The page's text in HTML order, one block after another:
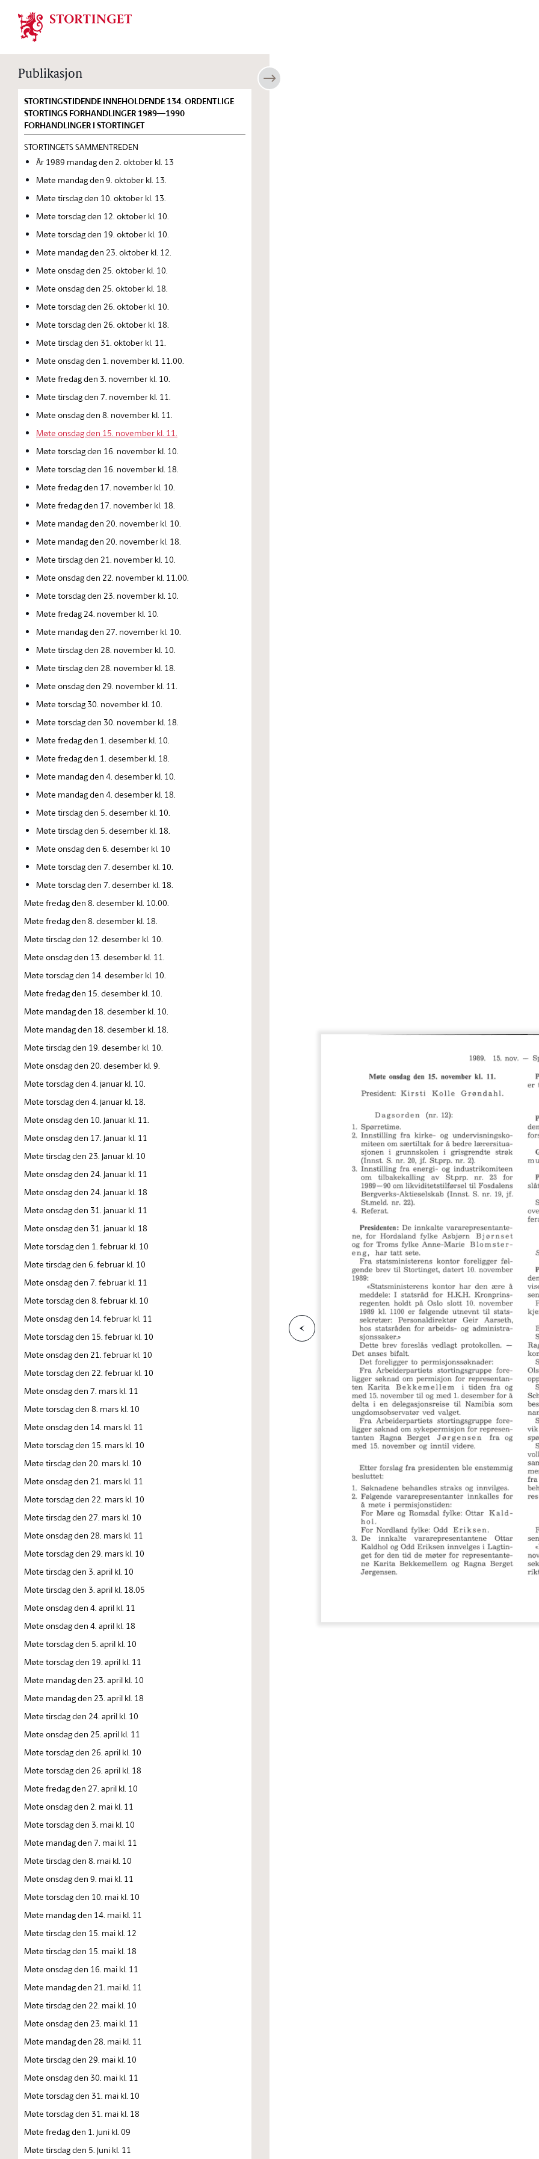
Stortinget.no
Publikasjon
STORTINGSTIDENDE INNEHOLDENDE 134. ORDENTLIGE
STORTINGS FORHANDLINGER 1989—1990
FORHANDLINGER I STORTINGET
STORTINGETS SAMMENTREDEN
År 1989 mandag den 2. oktober kl. 13
Møte mandag den 9. oktober kl. 13.
Møte tirsdag den 10. oktober kl. 13.
Møte torsdag den 12. oktober kl. 10.
Møte torsdag den 19. oktober kl. 10.
Møte mandag den 23. oktober kl. 12.
Møte onsdag den 25. oktober kl. 10.
Møte onsdag den 25. oktober kl. 18.
Møte torsdag den 26. oktober kl. 10.
Møte torsdag den 26. oktober kl. 18.
Møte tirsdag den 31. oktober kl. 11.
Møte onsdag den 1. november kl. 11.00.
Møte fredag den 3. november kl. 10.
Møte tirsdag den 7. november kl. 11.
Møte onsdag den 8. november kl. 11.
Møte onsdag den 15. november kl. 11.
Møte torsdag den 16. november kl. 10.
Møte torsdag den 16. november kl. 18.
Møte fredag den 17. november kl. 10.
Møte fredag den 17. november kl. 18.
Møte mandag den 20. november kl. 10.
Møte mandag den 20. november kl. 18.
Møte tirsdag den 21. november kl. 10.
Møte onsdag den 22. november kl. 11.00.
Møte torsdag den 23. november kl. 10.
Møte fredag 24. november kl. 10.
Møte mandag den 27. november kl. 10.
Møte tirsdag den 28. november kl. 10.
Møte tirsdag den 28. november kl. 18.
Møte onsdag den 29. november kl. 11.
Møte torsdag 30. november kl. 10.
Møte torsdag den 30. november kl. 18.
Møte fredag den 1. desember kl. 10.
Møte fredag den 1. desember kl. 18.
Møte mandag den 4. desember kl. 10.
Møte mandag den 4. desember kl. 18.
Møte tirsdag den 5. desember kl. 10.
Møte tirsdag den 5. desember kl. 18.
Møte onsdag den 6. desember kl. 10
Møte torsdag den 7. desember kl. 10.
Møte torsdag den 7. desember kl. 18.
Møte fredag den 8. desember kl. 10.00.
Møte fredag den 8. desember kl. 18.
Møte tirsdag den 12. desember kl. 10.
Møte onsdag den 13. desember kl. 11.
Møte torsdag den 14. desember kl. 10.
Møte fredag den 15. desember kl. 10.
Møte mandag den 18. desember kl. 10.
Møte mandag den 18. desember kl. 18.
Møte tirsdag den 19. desember kl. 10.
Møte onsdag den 20. desember kl. 9.
Møte torsdag den 4. januar kl. 10.
Møte torsdag den 4. januar kl. 18.
Møte onsdag den 10. januar kl. 11.
Møte onsdag den 17. januar kl. 11
Møte tirsdag den 23. januar kl. 10
Møte onsdag den 24. januar kl. 11
Møte onsdag den 24. januar kl. 18
Møte onsdag den 31. januar kl. 11
Møte onsdag den 31. januar kl. 18
Møte torsdag den 1. februar kl. 10
Møte tirsdag den 6. februar kl. 10
Møte onsdag den 7. februar kl. 11
Møte torsdag den 8. februar kl. 10
Møte onsdag den 14. februar kl. 11
Møte torsdag den 15. februar kl. 10
Møte onsdag den 21. februar kl. 10
Møte torsdag den 22. februar kl. 10
Møte onsdag den 7. mars kl. 11
Møte torsdag den 8. mars kl. 10
Møte onsdag den 14. mars kl. 11
Møte torsdag den 15. mars kl. 10
Møte tirsdag den 20. mars kl. 10
Møte onsdag den 21. mars kl. 11
Møte torsdag den 22. mars kl. 10
Møte tirsdag den 27. mars kl. 10
Møte onsdag den 28. mars kl. 11
Møte torsdag den 29. mars kl. 10
Møte tirsdag den 3. april kl. 10
Møte tirsdag den 3. april kl. 18.05
Møte onsdag den 4. april kl. 11
Møte onsdag den 4. april kl. 18
Møte torsdag den 5. april kl. 10
Møte torsdag den 19. april kl. 11
Møte mandag den 23. april kl. 10
Møte mandag den 23. april kl. 18
Møte tirsdag den 24. april kl. 10
Møte onsdag den 25. april kl. 11
Møte torsdag den 26. april kl. 10
Møte torsdag den 26. april kl. 18
Møte fredag den 27. april kl. 10
Møte onsdag den 2. mai kl. 11
Møte torsdag den 3. mai kl. 10
Møte mandag den 7. mai kl. 11
Møte tirsdag den 8. mai kl. 10
Møte onsdag den 9. mai kl. 11
Møte torsdag den 10. mai kl. 10
Møte mandag den 14. mai kl. 11
Møte tirsdag den 15. mai kl. 12
Møte tirsdag den 15. mai kl. 18
Møte onsdag den 16. mai kl. 11
Møte mandag den 21. mai kl. 11
Møte tirsdag den 22. mai kl. 10
Møte onsdag den 23. mai kl. 11
Møte mandag den 28. mai kl. 11
Møte tirsdag den 29. mai kl. 10
Møte onsdag den 30. mai kl. 11
Møte torsdag den 31. mai kl. 10
Møte torsdag den 31. mai kl. 18
Møte fredag den 1. juni kl. 09
Møte tirsdag den 5. juni kl. 11
F
o
rr
i
g
e
s
i
de